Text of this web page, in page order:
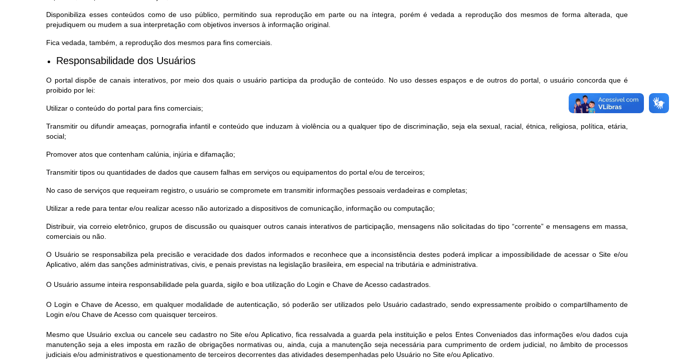
Disponibiliza esses conteúdos como de uso público, permitindo sua reprodução em parte ou na íntegra, porém é vedada a reprodução dos mesmos de forma alterada, que
prejudiquem ou mudem a sua interpretação com objetivos inversos à informação original.
Fica vedada, também, a reprodução dos mesmos para fins comerciais.
Responsabilidade dos Usuários
O portal dispõe de canais interativos, por meio dos quais o usuário participa da produção de conteúdo. No uso desses espaços e de outros do portal, o usuário concorda que é
proibido por lei:
Utilizar o conteúdo do portal para fins comerciais;
Transmitir ou difundir ameaças, pornografia infantil e conteúdo que induzam à violência ou a qualquer tipo de discriminação, seja ela sexual, racial, étnica, religiosa, política, etária,
social;
Promover atos que contenham calúnia, injúria e difamação;
Transmitir tipos ou quantidades de dados que causem falhas em serviços ou equipamentos do portal e/ou de terceiros;
No caso de serviços que requeiram registro, o usuário se compromete em transmitir informações pessoais verdadeiras e completas;
Utilizar a rede para tentar e/ou realizar acesso não autorizado a dispositivos de comunicação, informação ou computação;
Distribuir, via correio eletrônico, grupos de discussão ou quaisquer outros canais interativos de participação, mensagens não solicitadas do tipo “corrente” e mensagens em massa,
comerciais ou não.
O Usuário se responsabiliza pela precisão e veracidade dos dados informados e reconhece que a inconsistência destes poderá implicar a impossibilidade de acessar o Site e/ou
Aplicativo, além das sanções administrativas, civis, e penais previstas na legislação brasileira, em especial na tributária e administrativa.
O Usuário assume inteira responsabilidade pela guarda, sigilo e boa utilização do Login e Chave de Acesso cadastrados.
O Login e Chave de Acesso, em qualquer modalidade de autenticação, só poderão ser utilizados pelo Usuário cadastrado, sendo expressamente proibido o compartilhamento de
Login e/ou Chave de Acesso com quaisquer terceiros.
Mesmo que Usuário exclua ou cancele seu cadastro no Site e/ou Aplicativo, fica ressalvada a guarda pela instituição e pelos Entes Conveniados das informações e/ou dados cuja
manutenção seja a eles imposta em razão de obrigações normativas ou, ainda, cuja a manutenção seja necessária para cumprimento de ordem judicial, no âmbito de processos
judiciais e/ou administrativos e questionamento de terceiros decorrentes das atividades desempenhadas pelo Usuário no Site e/ou Aplicativo.